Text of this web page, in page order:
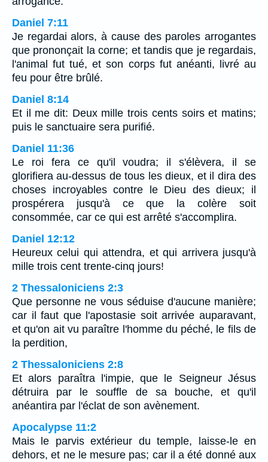
Daniel 7:11
Je regardai alors, à cause des paroles arrogantes
que prononçait la corne; et tandis que je regardais,
l'animal fut tué, et son corps fut anéanti, livré au
feu pour être brûlé.
Daniel 8:14
Et il me dit: Deux mille trois cents soirs et matins;
puis le sanctuaire sera purifié.
Daniel 11:36
Le roi fera ce qu'il voudra; il s'élèvera, il se
glorifiera au-dessus de tous les dieux, et il dira des
choses incroyables contre le Dieu des dieux; il
prospérera jusqu'à ce que la colère soit
consommée, car ce qui est arrêté s'accomplira.
Daniel 12:12
Heureux celui qui attendra, et qui arrivera jusqu'à
mille trois cent trente-cinq jours!
2 Thessaloniciens 2:3
Que personne ne vous séduise d'aucune manière;
car il faut que l'apostasie soit arrivée auparavant,
et qu'on ait vu paraître l'homme du péché, le fils de
la perdition,
2 Thessaloniciens 2:8
Et alors paraîtra l'impie, que le Seigneur Jésus
détruira par le souffle de sa bouche, et qu'il
anéantira par l'éclat de son avènement.
Apocalypse 11:2
Mais le parvis extérieur du temple, laisse-le en
dehors, et ne le mesure pas; car il a été donné aux